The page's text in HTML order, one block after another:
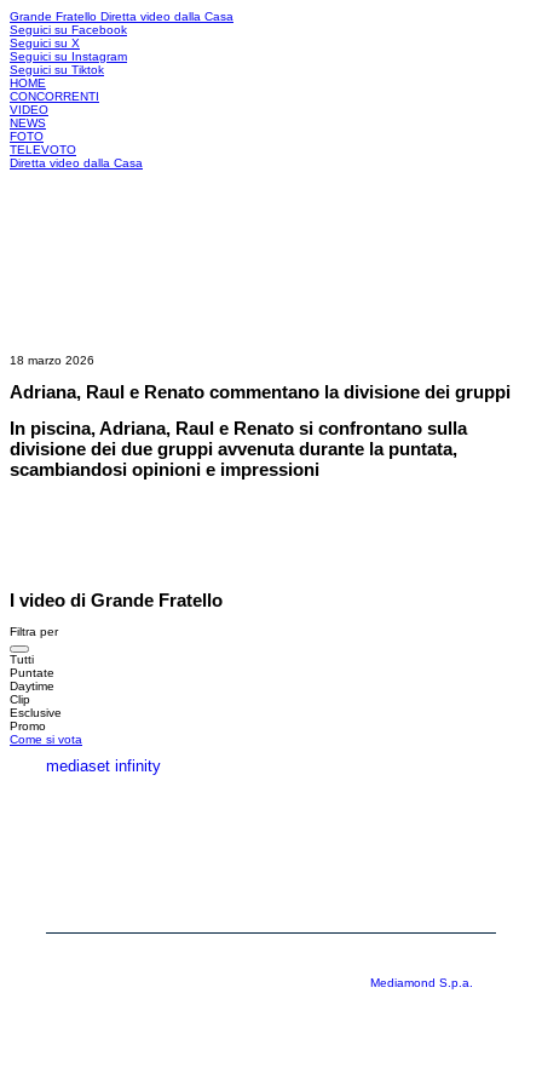
Grande Fratello Diretta video dalla Casa
Seguici su Facebook
Seguici su X
Seguici su Instagram
Seguici su Tiktok
HOME
CONCORRENTI
VIDEO
NEWS
FOTO
TELEVOTO
Diretta video dalla Casa
18 marzo 2026
Adriana, Raul e Renato commentano la divisione dei gruppi
In piscina, Adriana, Raul e Renato si confrontano sulla
divisione dei due gruppi avvenuta durante la puntata,
scambiandosi opinioni e impressioni
I video di Grande Fratello
Filtra per
Tutti
Puntate
Daytime
Clip
Esclusive
Promo
Come si vota
mediaset infinity
Mediamond S.p.a.